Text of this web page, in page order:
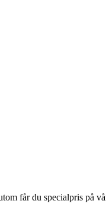
får du specialpris på